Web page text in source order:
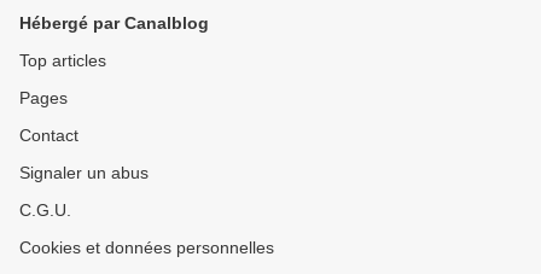
Hébergé par Canalblog
Top articles
Pages
Contact
Signaler un abus
C.G.U.
Cookies et données personnelles